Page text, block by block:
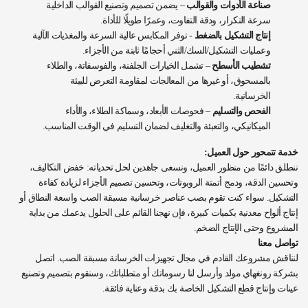
صناعة الأدوات والقوالب – يضمن تصميم وتصنيع القوالب الداخلية
سرعة التكرار، ودقة التفاوت، وعمرًا طويلًا للأداة.
إنتاج التشكيل بالضغط- توفر المكابس عالية السرعة والمغذيات الآلية
وعمليات التشكيل/السك/الثني أحجامًا ثابتة من الأجزاء.
تشطيب الأسطح – تشمل الخيارات الجلفنة، والفوسفاتة، والطلاء
بالمسحوق، أو غيرها من المعالجات لمقاومة التعرض للبيئة
الخرسانية.
الفحص والتسليم – فحوصات الأبعاد، وسماكة الطلاء، والأداء
الميكانيكي، والتعبئة والتغليف لضمان التسليم في الوقت المناسب.
خدمة تتمحور حول العميل:
ننطلق دائمًا من منظور العميل، ونسعى جاهدين لحل تحدياته: خفض التكاليف،
وتحسين الدقة، ودمج أتمتة الروبوتات، وتحسين تصميم الأجزاء لزيادة كفاءة
التشكيل. سواء كنت تقوم بصب عناصر خرسانية مسبقة الصب واسعة النطاق أو
إنتاج ألواح معدنية بكميات كبيرة، فإن نهجنا القائم على الحلول يدعمك من بداية
المشروع وحتى الإنتاج الضخم.
تواصل معنا
لنناقش مشروعك القادم في مجال تجهيزات الخرسانة مسبقة الصب. اتصل
بشركة رونغهاي مولد وأرسل لنا رسوماتك أو متطلباتك، وسنقوم بتصميم وتصنيع
عينات وإنتاج قطع التشكيل الخاصة بك بدقة وعناية فائقة.